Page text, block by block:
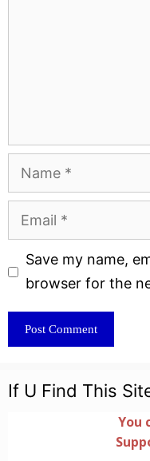
Name
Email
Website
Save my name,
browser for the
If U Find This